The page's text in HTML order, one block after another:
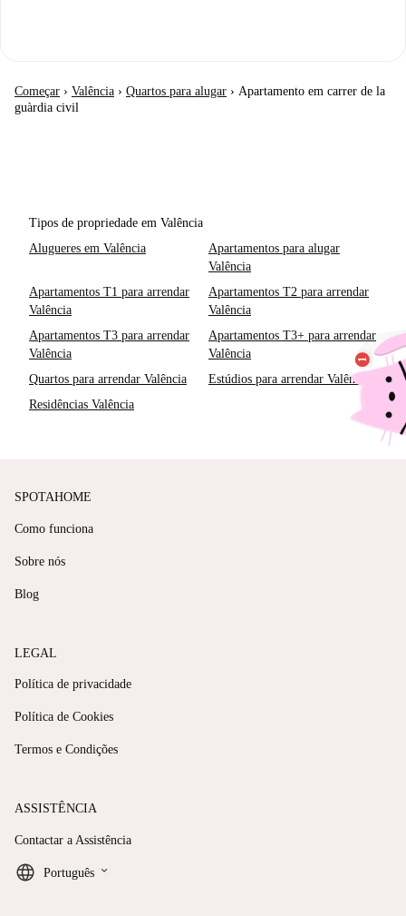
Começar › Valência › Quartos para alugar › Apartamento em carrer de la
guàrdia civil
Tipos de propriedade em Valência
Alugueres em Valência
Apartamentos para alugar
Valência
Apartamentos T1 para arrendar
Valência
Apartamentos T2 para arrendar
Valência
Apartamentos T3 para arrendar
Valência
Apartamentos T3+ para arrendar
Valência
Quartos para arrendar Valência
Estúdios para arrendar Valência
Residências Valência
SPOTAHOME
Como funciona
Sobre nós
Blog
LEGAL
Política de privacidade
Política de Cookies
Termos e Condições
ASSISTÊNCIA
Contactar a Assistência
Português keyboard_arrow_down